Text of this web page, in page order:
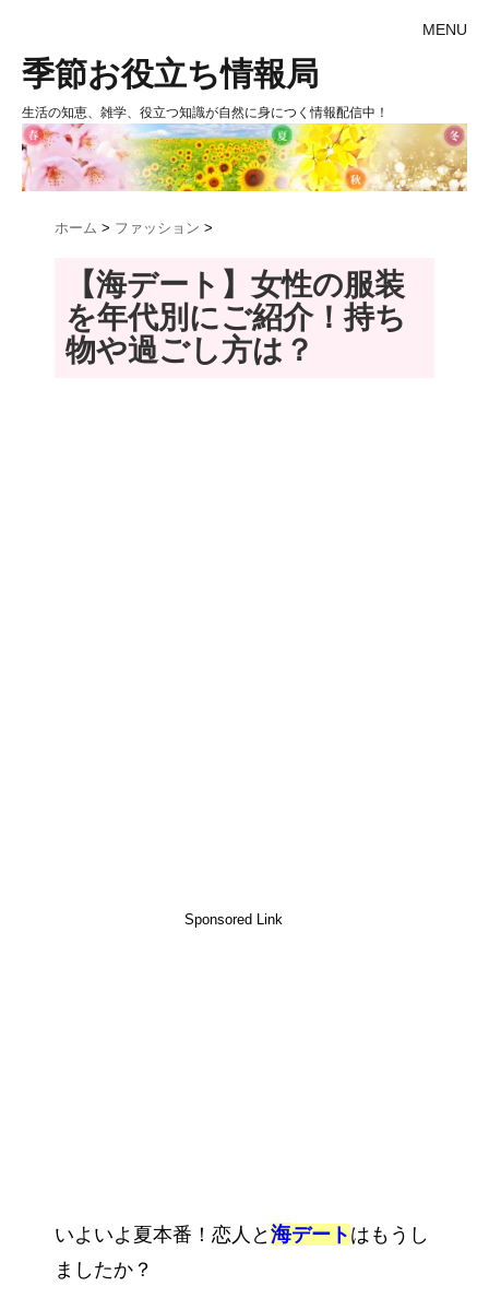
MENU
季節お役立ち情報局
生活の知恵、雑学、役立つ知識が自然に身につく情報配信中！
ホーム > ファッション >
【海デート】女性の服装
を年代別にご紹介！持ち
物や過ごし方は？
Sponsored Link
いよいよ夏本番！恋人と 海デート はもうし
ましたか？